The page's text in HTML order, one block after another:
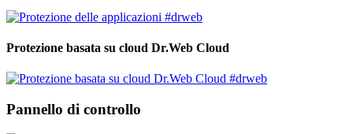
Protezione basata su cloud Dr.Web Cloud
Pannello di controllo